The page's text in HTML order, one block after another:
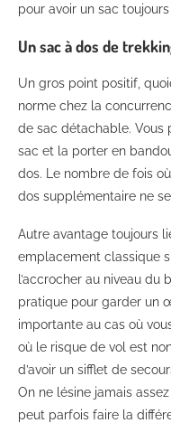
pour avoir un sac
Un sac à dos de
Un gros point positif,
norme chez la
de sac détachable. Vous
sac et la porter en
dos. Le nombre de fois
dos supplémentaire ne
Autre avantage toujours
emplacement classique
l’accrocher au niveau du
pratique pour garder un
importante au cas où
où le risque de vol est
d’avoir un sifflet de
On ne lésine jamais
peut parfois faire la